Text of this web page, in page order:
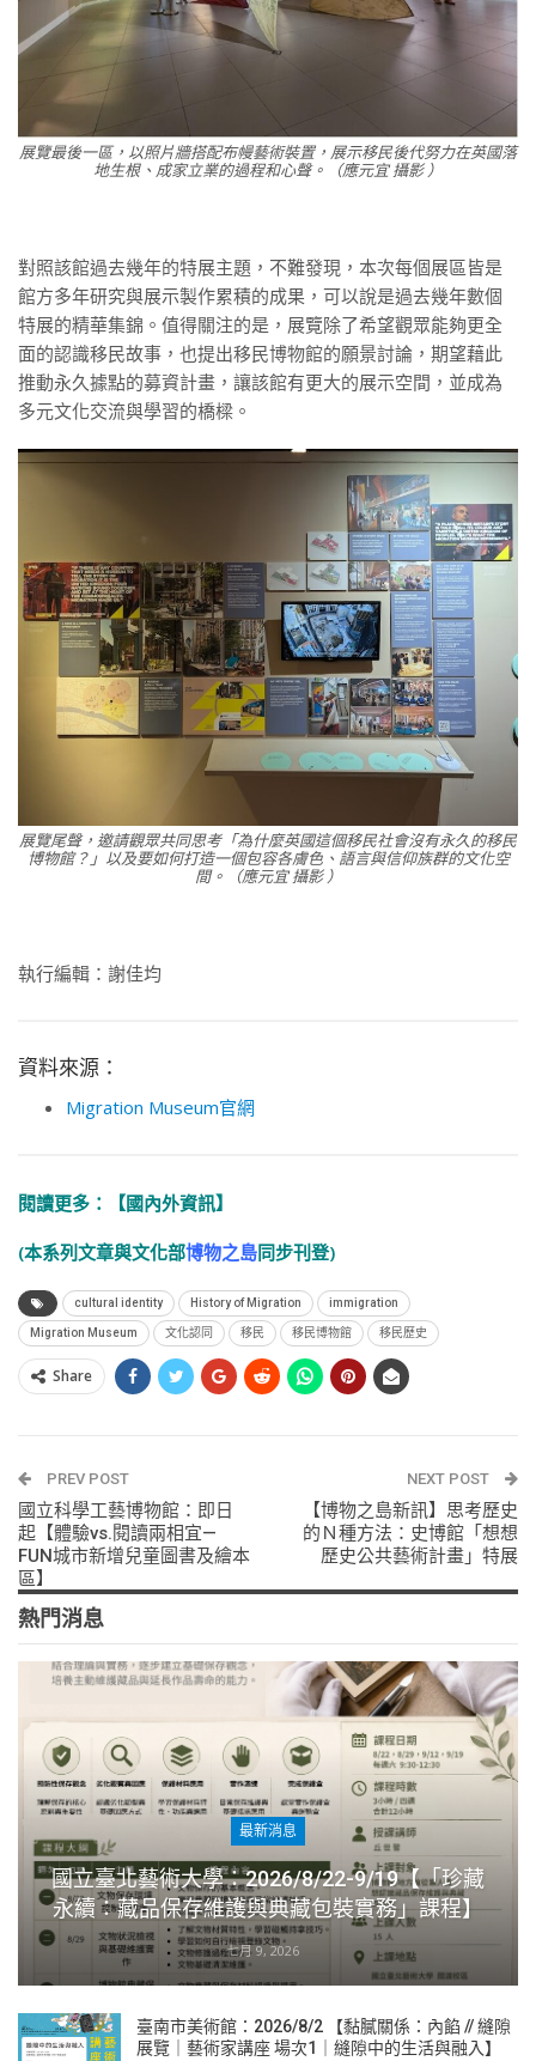
展覽最後一區，以照片牆搭配布幔藝術裝置，展示移民後代努力在英國落
地生根、成家立業的過程和心聲。（應元宜 攝影 ）
對照該館過去幾年的特展主題，不難發現，本次每個展區皆是
館方多年研究與展示製作累積的成果，可以說是過去幾年數個
特展的精華集錦。值得關注的是，展覽除了希望觀眾能夠更全
面的認識移民故事，也提出移民博物館的願景討論，期望藉此
推動永久據點的募資計畫，讓該館有更大的展示空間，並成為
多元文化交流與學習的橋樑。
展覽尾聲，邀請觀眾共同思考「為什麼英國這個移民社會沒有永久的移民
博物館？」以及要如何打造一個包容各膚色、語言與信仰族群的文化空
間。（應元宜 攝影 ）
執行編輯：謝佳均
資料來源：
Migration Museum官網
閱讀更多： 【國內外資訊】
(本系列文章與文化部博物之島同步刊登)
cultural identity History of Migration immigration
Migration Museum 文化認同 移民 移民博物館 移民歷史
Share
PREV POST
國立科學工藝博物館：即日
起【體驗vs.閱讀兩相宜—
FUN城市新增兒童圖書及繪本
區】
NEXT POST
【博物之島新訊】思考歷史
的Ｎ種方法：史博館「想想
歷史公共藝術計畫」特展
熱門消息
最新消息
國立臺北藝術大學：2026/8/22-9/19【「珍藏
永續：藏品保存維護與典藏包裝實務」課程】
七月 9, 2026
臺南市美術館：2026/8/2 【黏膩關係：內餡 // 縫隙
展覽｜藝術家講座 場次1｜縫隙中的生活與融入】